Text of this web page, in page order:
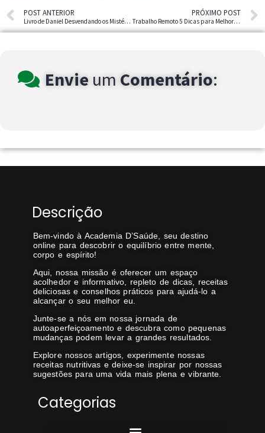
POST ANTERIOR
Livro de Daniel Desvendando os Mistérios
PRÓXIMO POST
Trabalho Remoto 5 Dicas para Melhorar Sua Produtividade
Envie um Comentário:
Descrição
Bem-vindo à Academia D’Saúde, seu destino
online para descobrir o equilíbrio entre mente,
corpo e espírito!
Aqui, nossa missão é oferecer um espaço
acolhedor e informativo, repleto de dicas, receitas
deliciosas e conselhos práticos para ajudá-lo a
alcançar o seu melhor eu.
Junte-se a nós em nossa jornada de
autoaperfeiçoamento e descubra como pequenas
mudanças podem levar a grandes resultados.
Explore nossos artigos, experimente nossas
receitas nutritivas e deixe-se inspirar por nossas
sugestões para uma vida mais plena e vibrante.
Categorias